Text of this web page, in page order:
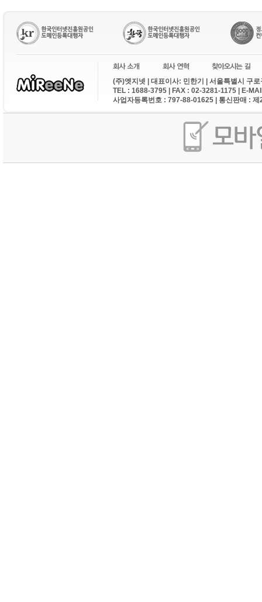
(주)엣지넷 | 대표이사: 민한기 | 서울특별시 구
TEL : 1688-3795 | FAX : 02-3281-1175 | E-
사업자등록번호 : 797-88-01625 | 통신판매 :